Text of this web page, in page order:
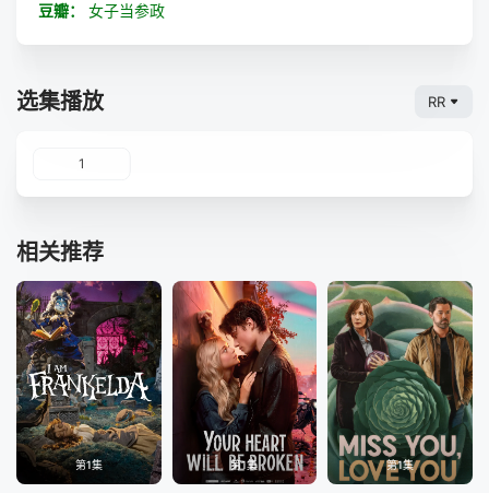
豆瓣：
女子当参政
选集播放 RR
1
相关推荐
第1集 第1集 第1集